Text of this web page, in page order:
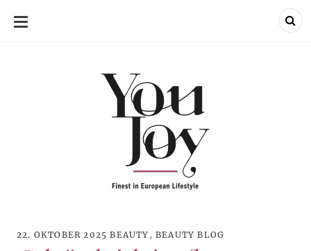
SKIP
22. OKTOBER 2025 BEAUTY ,BEAUTY BLOG